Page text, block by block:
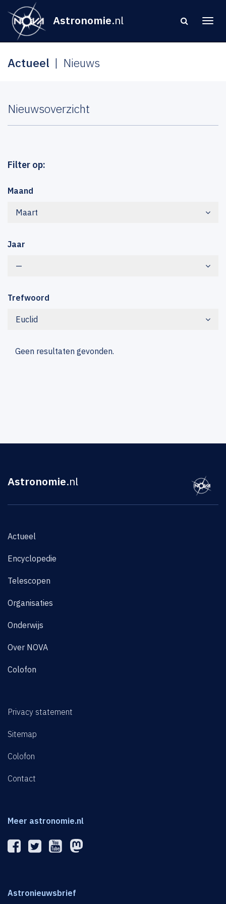
Astronomie.nl
Actueel Nieuws
Nieuwsoverzicht
Filter op:
Maand
Maart
Jaar
—
Trefwoord
Euclid
Geen resultaten gevonden.
Astronomie.nl
Actueel
Encyclopedie
Telescopen
Organisaties
Onderwijs
Over NOVA
Colofon
Privacy statement
Sitemap
Colofon
Contact
Meer astronomie.nl
Astronieuwsbrief